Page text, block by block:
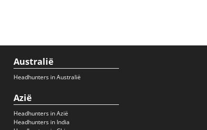
Australië
Headhunters in Australië
Azië
Headhunters in Azië
Headhunters in India